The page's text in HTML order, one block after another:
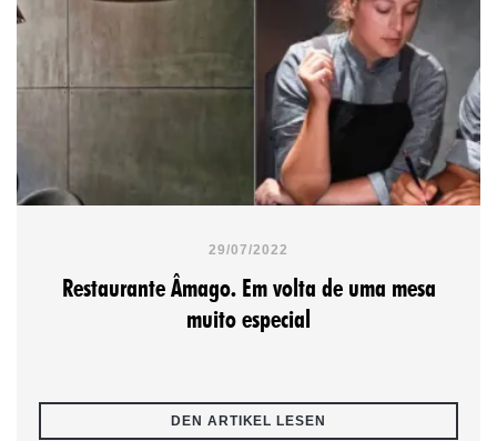
29/07/2022
Restaurante Âmago. Em volta de uma mesa
muito especial
DEN ARTIKEL LESEN